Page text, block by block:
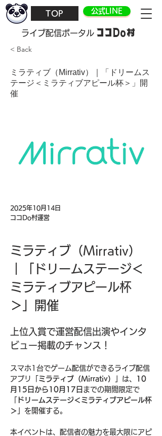
TOP 公式LINE
​ライブ配信ポータル ココDo村
< Back
ミラティブ（Mirrativ）｜「ドリームス
テージ＜ミラティブアピール杯＞」開
催
2025年10月14日
ココDo村運営
ミラティブ（Mirrativ）
｜「ドリームステージ＜
ミラティブアピール杯
＞」開催
上位入賞で運営配信出演やインタ
ビュー掲載のチャンス！
スマホ1台でゲーム配信ができるライブ配信
アプリ「 ミラティブ（Mirrativ） 」は、
10
月15日から10月17日 までの期間限定で
ドリームステージ＜ミラティブアピール杯
＞ 」を開催する。
本イベントは、配信者の魅力を最大限にアピ